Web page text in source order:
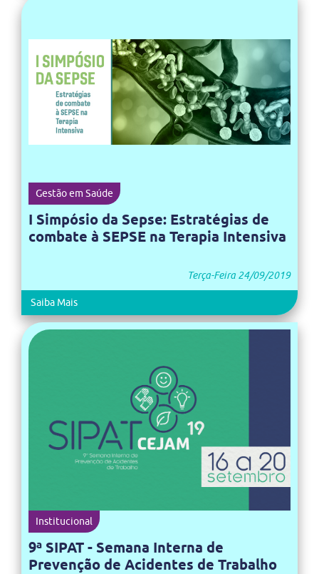
Gestão em Saúde
I Simpósio da Sepse: Estratégias de
combate à SEPSE na Terapia Intensiva
Terça-Feira 24/09/2019
Saiba Mais
Institucional
9ª SIPAT - Semana Interna de
Prevenção de Acidentes de Trabalho